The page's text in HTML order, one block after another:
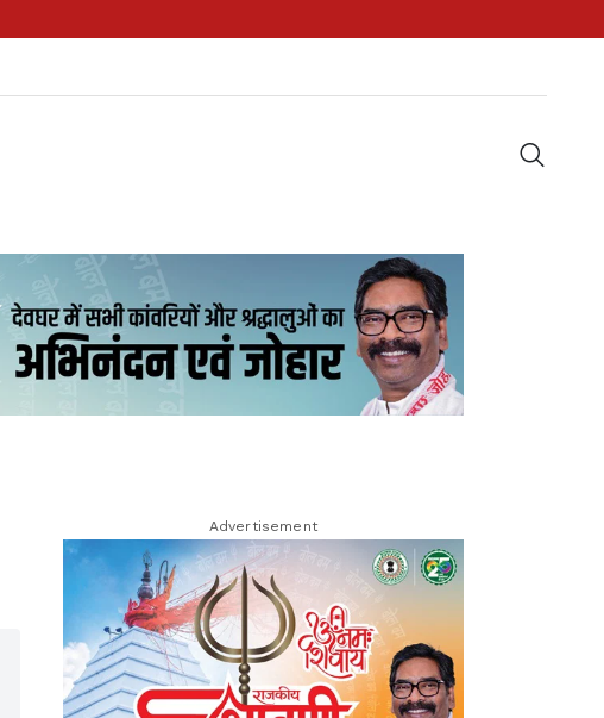
Advertisement